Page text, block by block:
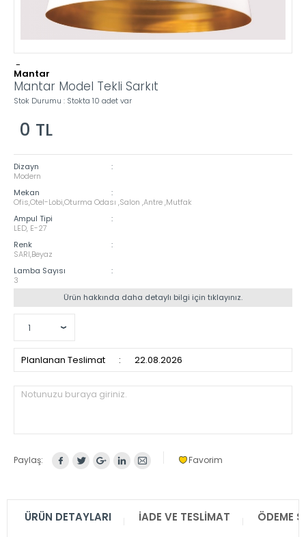
-
Mantar
Mantar Model Tekli Sarkıt
Stok Durumu : Stokta 10 adet var
0 TL
Dizayn
:
Modern
Mekan
:
Ofis,Otel-Lobi,Oturma Odası ,Salon ,Antre ,Mutfak
Ampul Tipi
:
LED, E-27
Renk
:
SARI,Beyaz
Lamba Sayısı
:
3
Ürün hakkında daha detaylı bilgi için tıklayınız.
Planlanan Teslimat : 22.08.2026
Notunuzu buraya giriniz.
Paylaş: Favorim
ÜRÜN DETAYLARI İADE VE TESLIMAT ÖDEME